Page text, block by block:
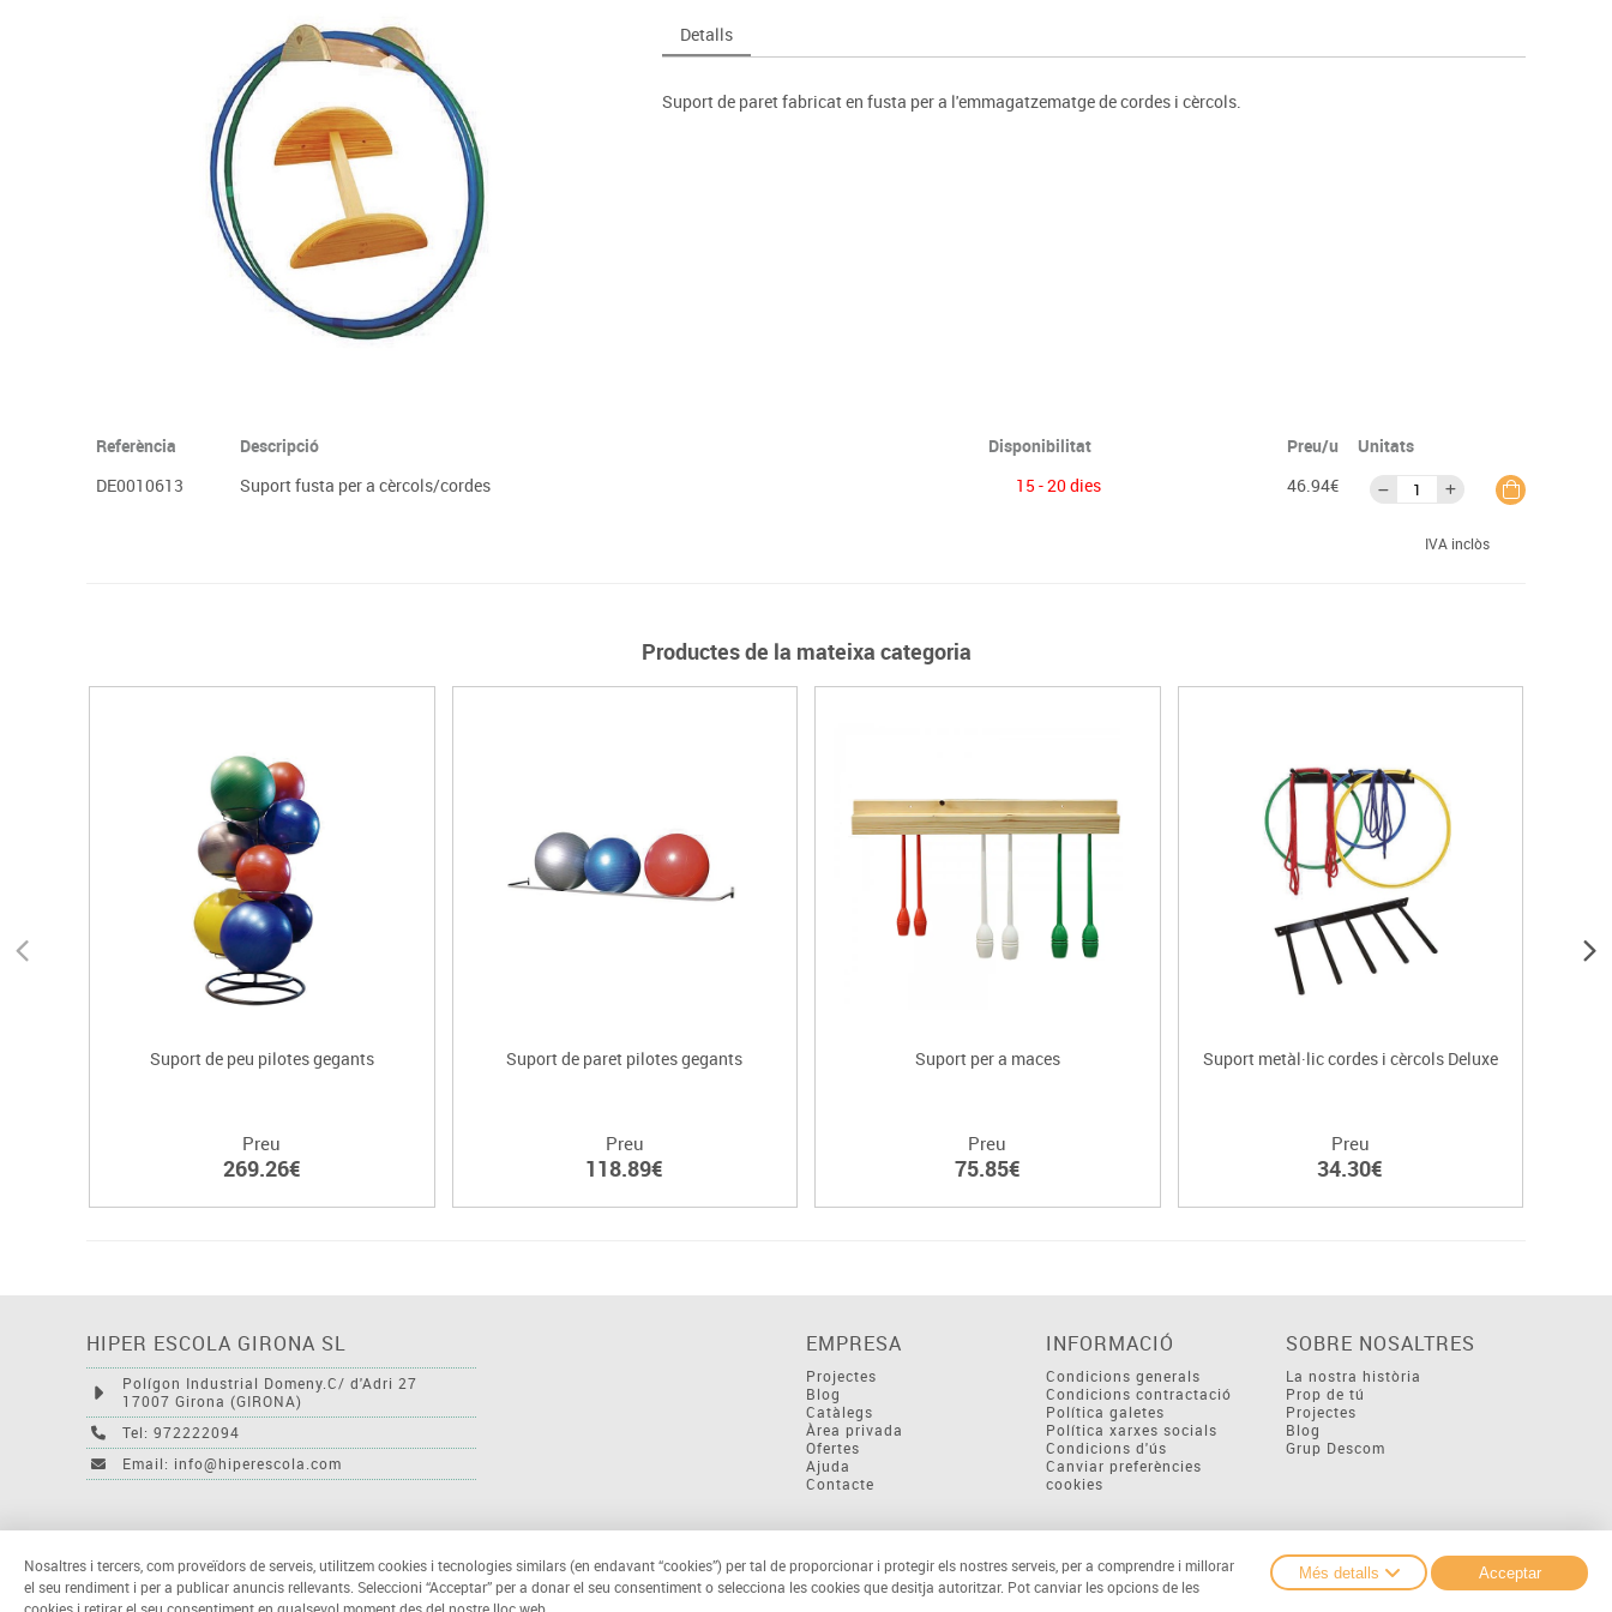
Plastificació, enquadernació i destrucció
Dibuix tècnic i artístic
Material escolar
Construccions
Espais exteriors
Jocs simbòlics
Monitors interactius
Videoprojecció
Taules escolars, abatibles i polivalents
Entrenament
Esports raqueta
Gimnàstica rítmica
Detalls
Suport de paret fabricat en fusta per a l'emmagatzematge de cordes i cèrcols.
Referència Descripció Disponibilitat Preu/u
Unitats
DE0010613
Suport fusta per a cèrcols/cordes 15 - 20 dies 46.94€
IVA inclòs
Productes de la mateixa categoria
Suport de peu pilotes gegants
Preu
269.26€
Suport de paret pilotes gegants
Preu
118.89€
Suport per a maces
Preu
75.85€
Suport metàl·lic cordes i cèrcols Deluxe
Preu
34.30€
HIPER ESCOLA GIRONA SL
Polígon Industrial Domeny.C/ d'Adri 27
17007 Girona (GIRONA)
Tel: 972222094
Email: info@hiperescola.com
EMPRESA
Projectes
Blog
Catàlegs
Àrea privada
Ofertes
Ajuda
Contacte
INFORMACIÓ
Condicions generals
Condicions contractació
Política galetes
Política xarxes socials
Condicions d'ús
Canviar preferències
cookies
SOBRE NOSALTRES
La nostra història
Prop de tú
Projectes
Blog
Grup Descom
Nosaltres i tercers, com proveïdors de serveis, utilitzem cookies i tecnologies similars (en endavant “cookies”) per tal de proporcionar i protegir els nostres serveis, per a comprendre i millorar
el seu rendiment i per a publicar anuncis rellevants. Seleccioni “Acceptar” per a donar el seu consentiment o selecciona les cookies que desitja autoritzar. Pot canviar les opcions de les
Més detalls Acceptar